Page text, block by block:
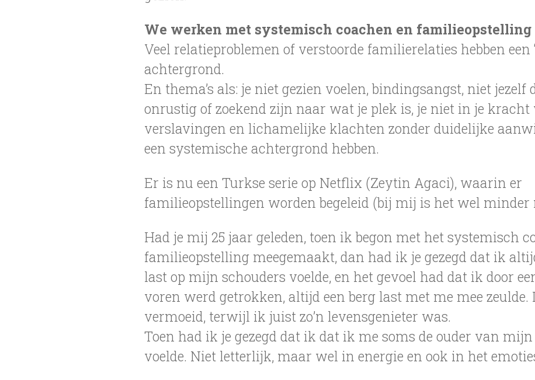
We werken met systemisch coachen en familieopstelling
Veel relatieproblemen of verstoorde familierelaties hebben een
achtergrond.
En thema’s als: je niet gezien voelen, bindingsangst, niet jezelf
onrustig of zoekend zijn naar wat je plek is, je niet in je kracht
verslavingen en lichamelijke klachten zonder duidelijke
een systemische achtergrond hebben.
Er is nu een Turkse serie op Netflix (Zeytin Agaci), waarin er
familieopstellingen worden begeleid (bij mij is het wel minder
Had je mij 25 jaar geleden, toen ik begon met het systemisch
familieopstelling meegemaakt, dan had ik je gezegd dat ik
last op mijn schouders voelde, en het gevoel had dat ik door
voren werd getrokken, altijd een berg last met me mee
vermoeid, terwijl ik juist zo’n levensgenieter was.
Toen had ik je gezegd dat ik dat ik me soms de ouder van mijn
voelde. Niet letterlijk, maar wel in energie en ook in het